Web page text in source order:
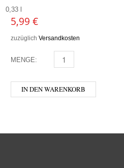
0,33 l
5,99 €
zuzüglich Versandkosten
MENGE: HOFSTETTNER -
IN DEN WARENKORB